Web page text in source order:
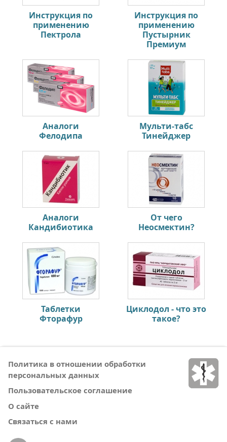
Инструкция по
применению
Пектрола
Инструкция по
применению
Пустырник
Премиум
Аналоги
Фелодипа
Мульти-табс
Тинейджер
Аналоги
Кандибиотика
От чего
Неосмектин?
Таблетки
Фторафур
Циклодол - что это
такое?
Политика в отношении обработки
персональных данных
Пользовательское соглашение
О сайте
Связаться с нами